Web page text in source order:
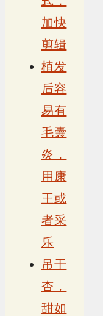
加快
剪辑
植发
后容
易有
毛囊
炎，
用康
王或
者采
乐
吊干
杏，
甜如